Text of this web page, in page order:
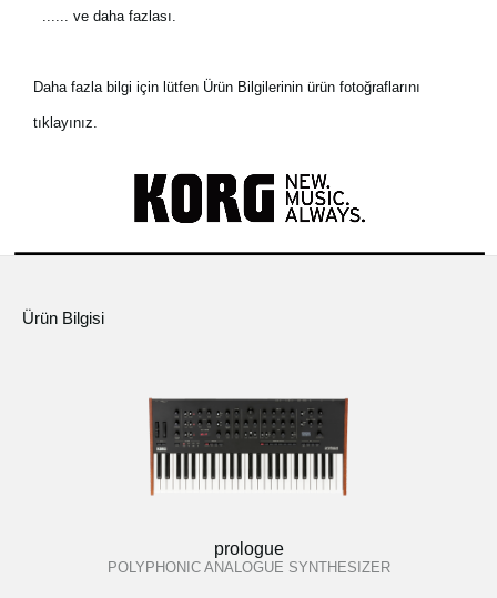
...... ve daha fazlası.
Daha fazla bilgi için lütfen Ürün Bilgilerinin ürün fotoğraflarını
tıklayınız.
Ürün Bilgisi
prologue
POLYPHONIC ANALOGUE SYNTHESIZER